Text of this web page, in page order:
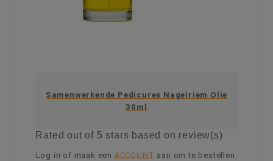
Samenwerkende Pedicures Nagelriem Olie
30ml
Ratedout of 5 stars based on review(s)
Log in of maak een ACCOUNT aan om te bestellen.